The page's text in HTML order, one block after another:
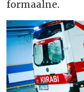
formaalne.